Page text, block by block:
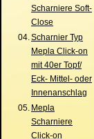
Scharniere Soft-
Close
04.Scharnier Typ
Mepla Click-on
mit 40er Topf/
Eck- Mittel- oder
Innenanschlag
05. Mepla
Scharniere
Click-on